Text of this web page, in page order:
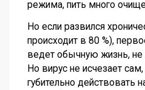
режима, пить много
Но если развился
происходит в 80 %),
ведет обычную жизнь,
Но вирус не исчезает
губительно действовать